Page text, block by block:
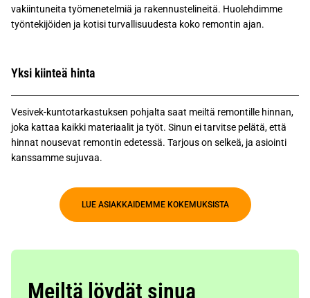
vakiintuneita työmenetelmiä ja rakennustelineitä. Huolehdimme
työntekijöiden ja kotisi turvallisuudesta koko remontin ajan.
Yksi kiinteä hinta
Vesivek-kuntotarkastuksen pohjalta saat meiltä remontille hinnan,
joka kattaa kaikki materiaalit ja työt. Sinun ei tarvitse pelätä, että
hinnat nousevat remontin edetessä. Tarjous on selkeä, ja asiointi
kanssamme sujuvaa.
LUE ASIAKKAIDEMME KOKEMUKSISTA
Meiltä löydät sinua